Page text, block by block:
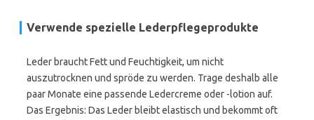
Verwende spezielle Lederpflegeprodukte
Leder braucht Fett und Feuchtigkeit, um nicht
auszutrocknen und spröde zu werden. Trage deshalb alle
paar Monate eine passende Ledercreme oder -lotion auf.
Das Ergebnis: Das Leder bleibt elastisch und bekommt oft